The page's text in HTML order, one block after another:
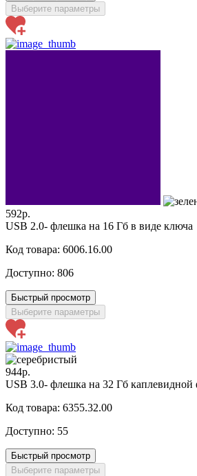
Выберите параметры
592р.
USB 2.0- флешка на 16 Гб в виде ключа
Код товара: 6006.16.00
Доступно: 806
Быстрый просмотр
Выберите параметры
944р.
USB 3.0- флешка на 32 Гб
Код товара: 6355.32.00
Доступно: 55
Быстрый просмотр
Выберите параметры